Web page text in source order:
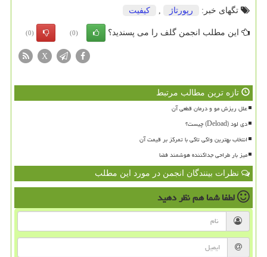
تگهای خبر:
رپورتاژ كیفیت
این مطلب انجمن گلف را می پسندید؟ (0)
(0)
X
تازه ترین مطالب مرتبط
علل ریزش مو و درمان قطعی آن
دی لود (Deload) چیست؟
انتخاب بهترین واکی تاکی با تمرکز بر قیمت آن
میز بار طراحی جداکننده هوشمند فضا
نظرات بینندگان انجمن در مورد این مطلب
لطفا شما همنظر دهید